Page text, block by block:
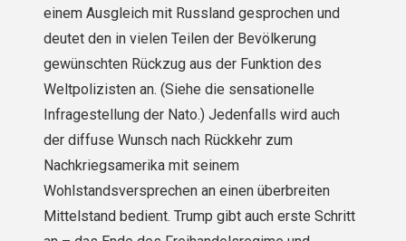
einem Ausgleich mit Russland gesprochen und
deutet den in vielen Teilen der Bevölkerung
gewünschten Rückzug aus der Funktion des
Weltpolizisten an. (Siehe die sensationelle
Infragestellung der Nato.) Jedenfalls wird auch
der diffuse Wunsch nach Rückkehr zum
Nachkriegsamerika mit seinem
Wohlstandsversprechen an einen überbreiten
Mittelstand bedient. Trump gibt auch erste Schritt